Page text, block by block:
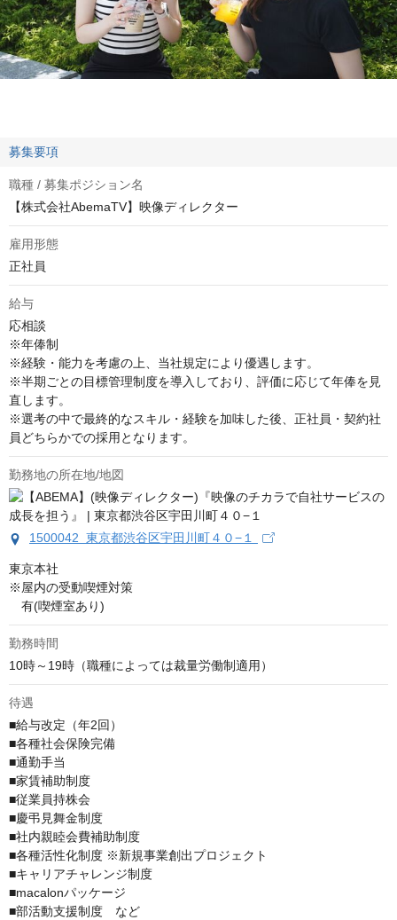
募集要項
職種 / 募集ポジション名
【株式会社AbemaTV】映像ディレクター
雇用形態
正社員
給与
応相談
※年俸制
※経験・能力を考慮の上、当社規定により優遇します。
※半期ごとの目標管理制度を導入しており、評価に応じて年俸を見
直します。
※選考の中で最終的なスキル・経験を加味した後、正社員・契約社
員どちらかでの採用となります。
勤務地の所在地/地図
1500042 東京都渋谷区宇田川町４０−１
東京本社
※屋内の受動喫煙対策
有(喫煙室あり)
勤務時間
10時～19時（職種によっては裁量労働制適用）
待遇
■給与改定（年2回）
■各種社会保険完備
■通勤手当
■家賃補助制度
■従業員持株会
■慶弔見舞金制度
■社内親睦会費補助制度
■各種活性化制度 ※新規事業創出プロジェクト
■キャリアチャレンジ制度
■macalonパッケージ
■部活動支援制度　など